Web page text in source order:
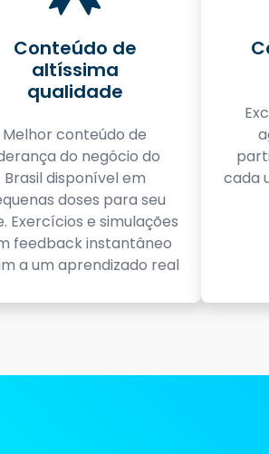
Conteúdo de
altíssima
qualidade
Melhor conteúdo de
do negócio do
Brasil disponível em
doses para seu
Exercícios e simulações
feedback instantâneo
a um aprendizado real
cada